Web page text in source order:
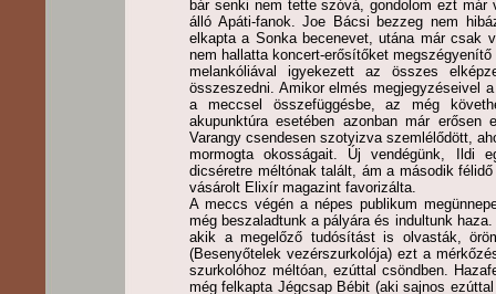
bár senki nem tette szóvá, gondolom ezt már
álló Apáti-fanok. Joe Bácsi bezzeg nem
elkapta a Sonka becenevet, utána már csak
nem hallatta koncert-erősítőket
melankóliával igyekezett az összes
összeszedni. Amikor elmés megjegyzéseivel
a meccsel összefüggésbe, az még
akupunktúra esetében azonban már
Varangy csendesen szotyizva szemlélődött,
mormogta okosságait. Új vendégünk, Ildi
dicséretre méltónak talált, ám a második
vásárolt Elixír magazint favorizálta.
A meccs végén a népes publikum
még beszaladtunk a pályára és indultunk
akik a megelőző tudósítást is olvasták,
(Besenyőtelek vezérszurkolója) ezt a
szurkolóhoz méltóan, ezúttal csöndben.
még felkapta Jégcsap Bébit (aki sajnos